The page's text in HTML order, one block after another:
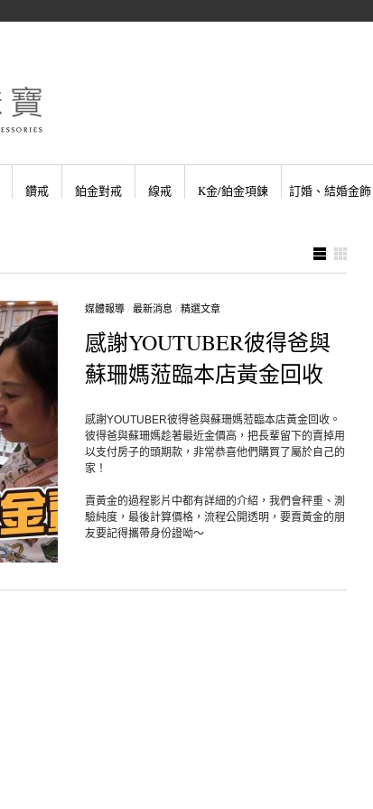
鑽戒 鉑金對戒 線戒 K金/鉑金項鍊 訂婚、結婚金飾
媒體報導/ 最新消息/ 精選文章
感謝YOUTUBER彼得爸與
蘇珊媽蒞臨本店黃金回收
感謝YOUTUBER彼得爸與蘇珊媽蒞臨本店黃金回收。
彼得爸與蘇珊媽趁著最近金價高，把長輩留下的賣掉用
以支付房子的頭期款，非常恭喜他們購買了屬於自己的
家！
賣黃金的過程影片中都有詳細的介紹，我們會秤重、測
驗純度，最後計算價格，流程公開透明，要賣黃金的朋
友要記得攜帶身份證呦～